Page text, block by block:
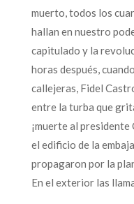
muerto, todos los
hallan en nuestro
capitulado y la
horas después,
callejeras, Fidel
entre la turba que
¡muerte al
el edificio de la
propagaron por la
En el exterior las